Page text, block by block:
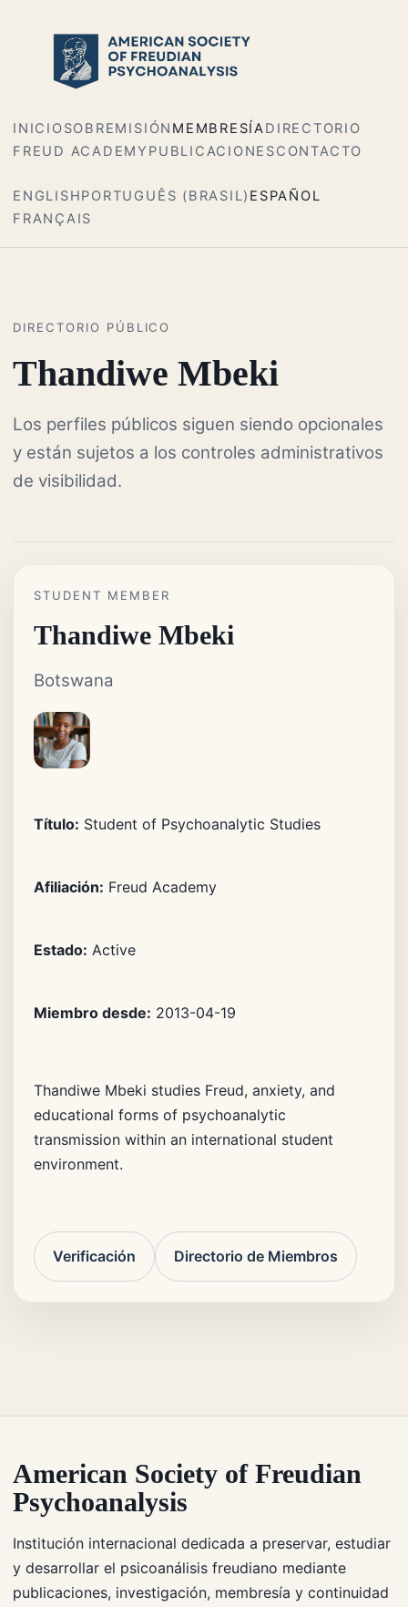
INICIOSOBREMISIÓN MEMBRESÍADIRECTORIO
FREUD ACADEMY PUBLICACIONESCONTACTO
ENGLISHPORTUGUÊS (BRASIL) ESPAÑOL
FRANÇAIS
DIRECTORIO PÚBLICO
Thandiwe Mbeki
Los perfiles públicos siguen siendo opcionales
y están sujetos a los controles administrativos
de visibilidad.
STUDENT MEMBER
Thandiwe Mbeki
Botswana
Título: Student of Psychoanalytic Studies
Afiliación: Freud Academy
Estado: Active
Miembro desde: 2013-04-19
Thandiwe Mbeki studies Freud, anxiety, and
educational forms of psychoanalytic
transmission within an international student
environment.
Verificación Directorio de Miembros
American Society of Freudian
Psychoanalysis
Institución internacional dedicada a preservar, estudiar
y desarrollar el psicoanálisis freudiano mediante
publicaciones, investigación, membresía y continuidad